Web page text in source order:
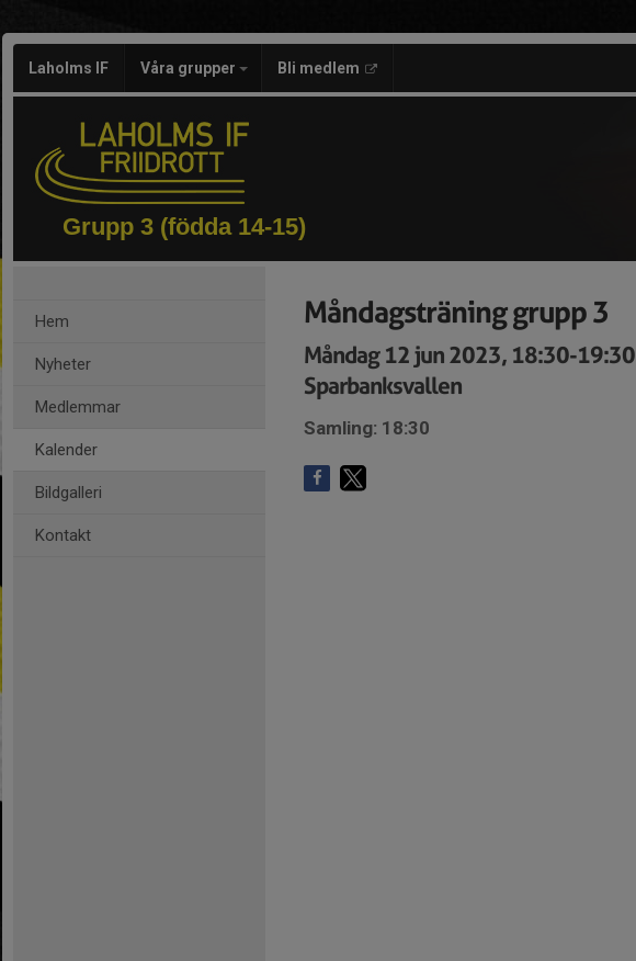
Laholms IF Våra grupper Bli medlem
Grupp 3 (födda 14-15)
Hem
Nyheter
Medlemmar
Kalender
Bildgalleri
Kontakt
Måndagsträning grupp 3
Måndag 12 jun 2023, 18:30-19:30
Sparbanksvallen
Samling: 18:30